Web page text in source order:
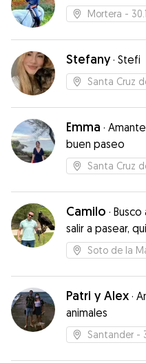
Mortera -
Stefany· Stefi
Santa Cruz
Emma ·
buen paseo
Santa Cruz
Camilo · Busco
salir a pasear,
Soto de la
Patri y Alex ·
animales
Santander -